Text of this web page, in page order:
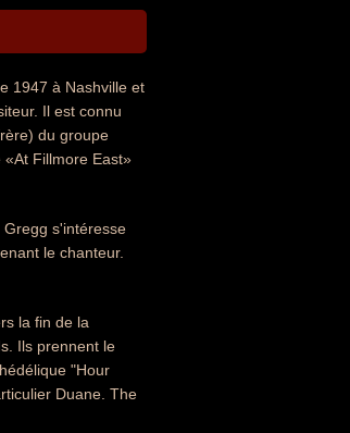
1947 à Nashville et
Il est connu
du groupe
Fillmore East»
. Gregg s'intéresse
le chanteur.
la fin de la
Ils prennent le
"Hour
Duane. The